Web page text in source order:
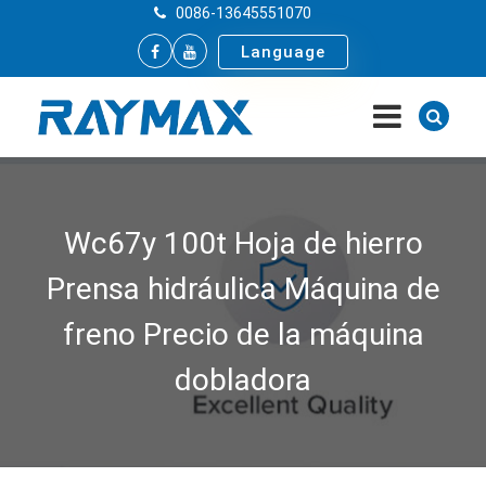
0086-13645551070
Language
Wc67y 100t Hoja de hierro
Prensa hidráulica Máquina de
freno Precio de la máquina
dobladora